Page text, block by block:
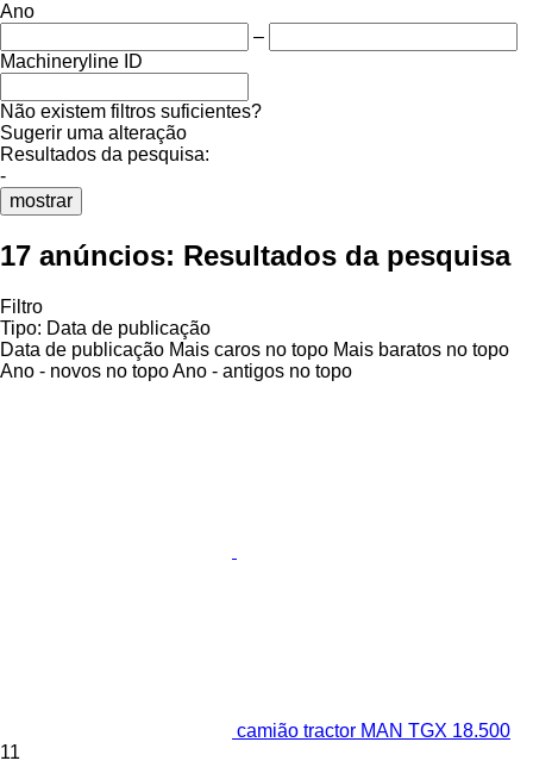
Ano
–
Machineryline ID
Não existem filtros suficientes?
Sugerir uma alteração
Resultados da pesquisa:
-
mostrar
17 anúncios: Resultados da pesquisa
Filtro
Tipo: Data de publicação
Data de publicação Mais caros no topo Mais baratos no topo
Ano - novos no topoAno - antigos no topo
camião tractor MAN TGX 18.500
11